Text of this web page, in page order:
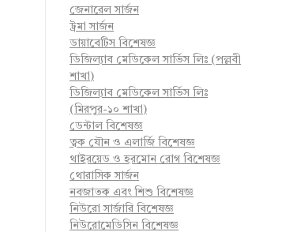
জেনারেল সার্জন
ট্রমা সার্জন
ডায়াবেটিস বিশেষজ্ঞ
ডিজিল্যাব মেডিকেল সার্ভিস লিঃ (পল্লবী
শাখা)
ডিজিল্যাব মেডিকেল সার্ভিস লিঃ
(মিরপুর-১০ শাখা)
ডেন্টাল বিশেষজ্ঞ
ত্বক যৌন ও এলার্জি বিশেষজ্ঞ
থাইরয়েড ও হরমোন রোগ বিশেষজ্ঞ
থোরাসিক সার্জন
নবজাতক এবং শিশু বিশেষজ্ঞ
নিউরো সার্জারি বিশেষজ্ঞ
নিউরোমেডিসিন বিশেষজ্ঞ